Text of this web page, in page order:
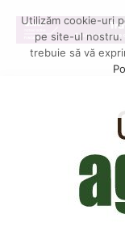
Utilizăm cookie-uri
pe site-ul nostru.
trebuie să vă